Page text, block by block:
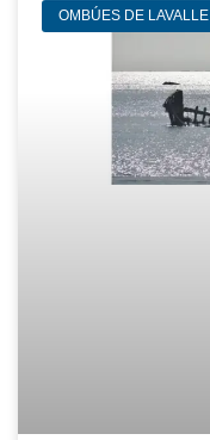
OMBÚES DE LAVALLE